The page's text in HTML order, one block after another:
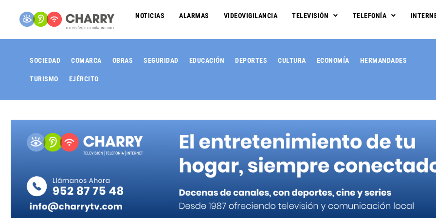
NOTICIAS ALARMAS VIDEOVIGILANCIA TELEVISIÓN TELEFONÍA
SOCIEDAD COMARCA OBRAS SEGURIDAD EDUCACIÓN DEPORTES CULTURA ECONOMÍA HERMANDADES
TURISMO EJÉRCITO